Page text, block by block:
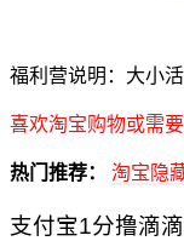
福利营说明：大小
喜欢淘宝购物或需
热门推荐： 淘宝隐
支付宝1分撸滴